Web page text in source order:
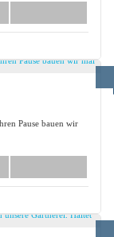
Pause bauen wir